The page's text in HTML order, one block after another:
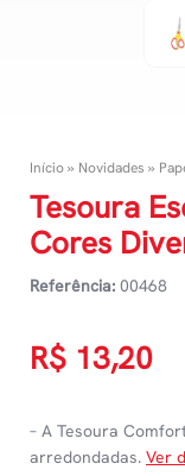
Início» Novidades »
Tesoura
Cores
Referência: 00468
R$ 13,20
– A Tesoura
arredondadas. Ver